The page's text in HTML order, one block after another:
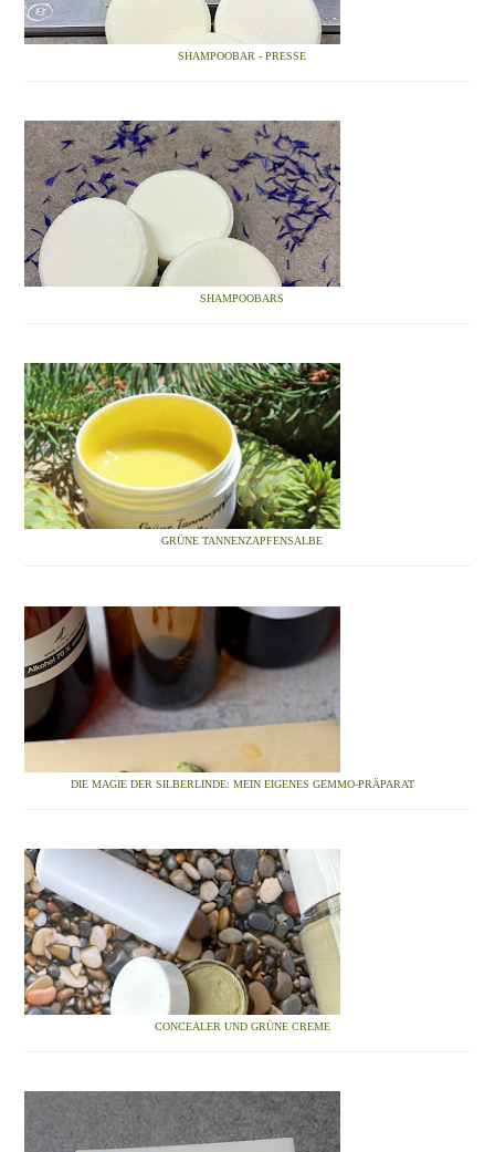
SHAMPOOBAR - PRESSE
SHAMPOOBARS
GRÜNE TANNENZAPFENSALBE
DIE MAGIE DER SILBERLINDE: MEIN EIGENES GEMMO-PRÄPARAT
CONCEALER UND GRÜNE CREME